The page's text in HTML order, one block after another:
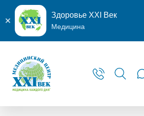
Здоровье XXI Век
Медицина